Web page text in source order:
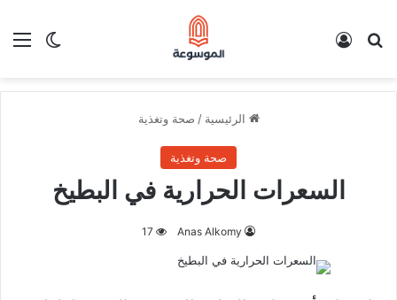
الوضع بحث عن
الرئيسية / صحة وتغذية
صحة وتغذية
السعرات الحرارية في البطيخ
Anas Alkomy
17